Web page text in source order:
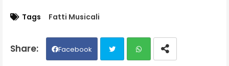
Tags Fatti Musicali
Facebook